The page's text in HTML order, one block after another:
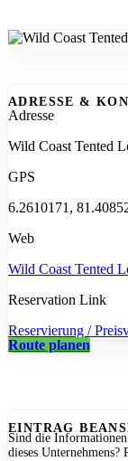
ADRESSE &
Adresse
Wild Coast Tented
GPS
6.2610171,
Web
Wild Coast Tented
Reservation Link
Reservierung /
Route planen
EINTRAG
Sind die
dieses